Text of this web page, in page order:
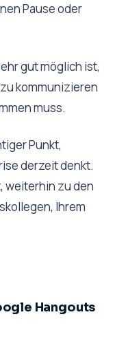
Pause oder
gut möglich ist,
kommunizieren
muss.
Punkt,
derzeit denkt.
weiterhin zu den
Ihrem
Hangouts